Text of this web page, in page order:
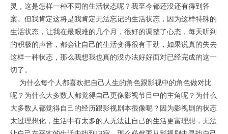
灵，这是怎样一种不同的生活状态呢？我至今都还没还有得到答
案。但我肯定这将是我肯定无法忘记的生活状态，因为这样特殊的
生活状态，让我在最艰难的几个月，很好的调整了心态，每天听到
的积极的声音，都会让自己的生活变得很有干劲，如果说真的失去
这样一种状态，那么我想我也真的没办法好好面对已经完成的这一
切了。
为什么每个人都喜欢把自己人生的角色跟影视中的角色做对比
呢？为什么大多数人都觉得自己更像影视节目中的主角呢？为什么
大多数人都觉得自己的经历跟影视剧本很像呢？因为影视剧的状态
太过理想化，生活中有太多的人无法让自己的生活更富理想，无法